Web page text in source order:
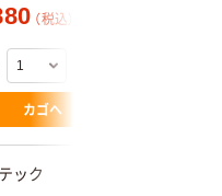
（税込）
カゴへ
ック